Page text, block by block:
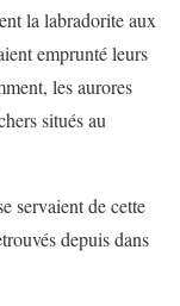
la labradorite aux
emprunté leurs
les aurores
situés au
servaient de cette
depuis dans